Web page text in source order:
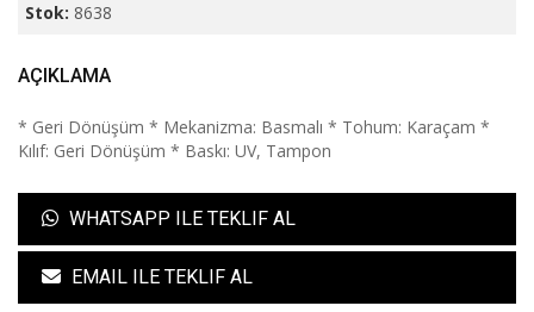
Stok: 8638
AÇIKLAMA
* Geri Dönüşüm * Mekanizma: Basmalı * Tohum: Karaçam *
Kılıf: Geri Dönüşüm * Baskı: UV, Tampon
WHATSAPP ILE TEKLIF AL
EMAIL ILE TEKLIF AL